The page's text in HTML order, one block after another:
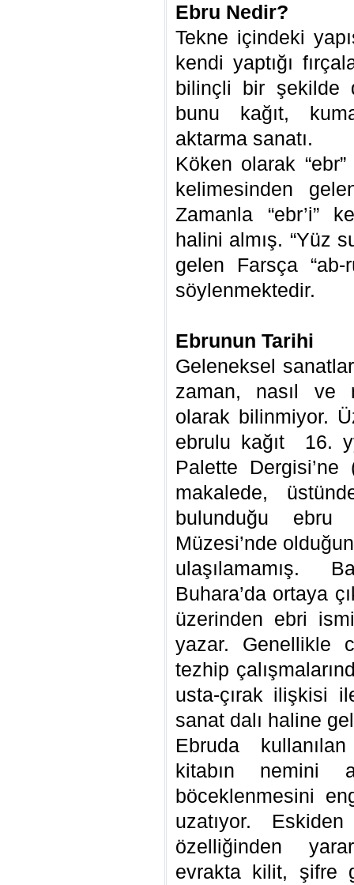
Ebru Nedir?
Tekne içindeki
kendi yaptığı
bilinçli bir şekilde
bunu kağıt,
aktarma sanatı.
Köken olarak
kelimesinden
Zamanla “ebr’i”
halini almış. “Yüz
gelen Farsça
söylenmektedir.
Ebrunun Tarihi
Geleneksel
zaman, nasıl ve
olarak bilinmiyor.
ebrulu kağıt 16.
Palette Dergisi’ne
makalede,
bulunduğu ebru
Müzesi’nde
ulaşılamamış.
Buhara’da ortaya
üzerinden ebri
yazar. Genellikle
tezhip
usta-çırak ilişkisi
sanat dalı haline
Ebruda
kitabın nemini
böceklenmesini
uzatıyor.
özelliğinden
evrakta kilit, şifre